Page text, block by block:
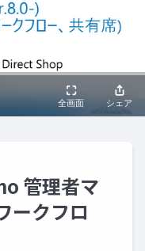
管理者マ
ークフロ